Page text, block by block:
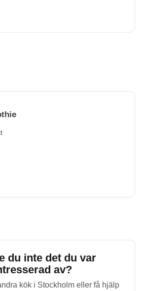
du inte det du var
av?
kök i Stockholm eller få hjälp